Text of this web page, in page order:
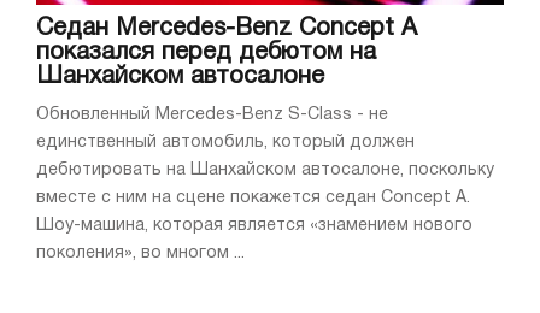
Седан Mercedes-Benz Concept A
показался перед дебютом на
Шанхайском автосалоне
Обновленный Mercedes-Benz S-Class - не
единственный автомобиль, который должен
дебютировать на Шанхайском автосалоне, поскольку
вместе с ним на сцене покажется седан Concept A.
Шоу-машина, которая является «знамением нового
поколения», во многом ...